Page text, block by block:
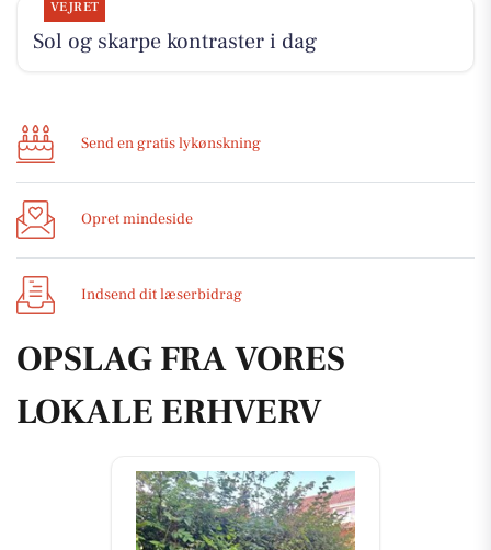
VEJRET
Sol og skarpe kontraster i dag
Send en gratis lykønskning
Opret mindeside
Indsend dit læserbidrag
OPSLAG FRA VORES
LOKALE ERHVERV